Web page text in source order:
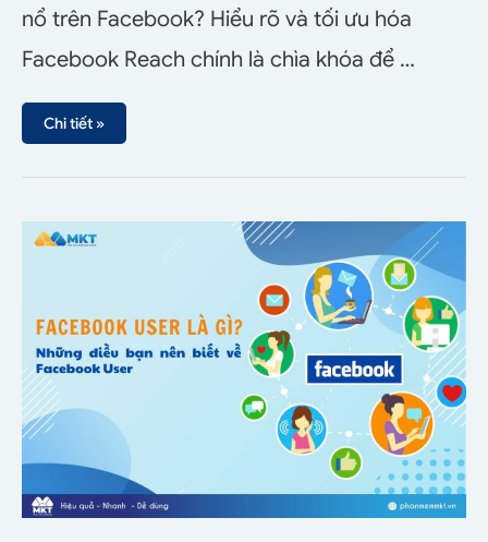
nổ trên Facebook? Hiểu rõ và tối ưu hóa
Facebook Reach chính là chìa khóa để …
Chi tiết »